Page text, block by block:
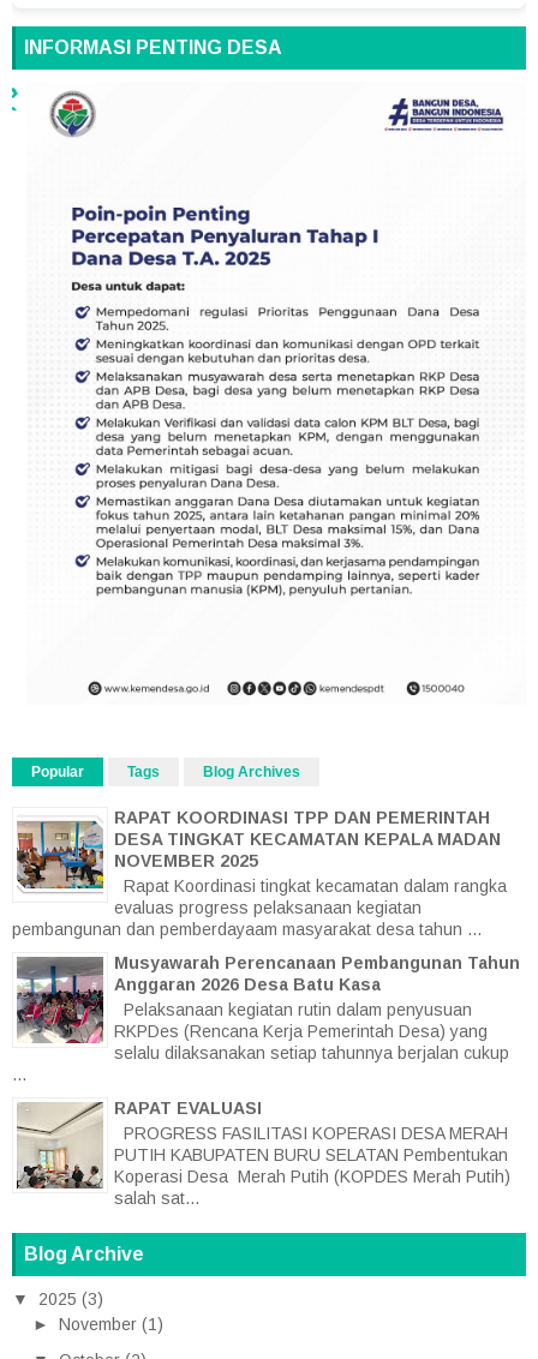
INFORMASI PENTING DESA
Popular Tags Blog Archives
RAPAT KOORDINASI TPP DAN PEMERINTAH
DESA TINGKAT KECAMATAN KEPALA MADAN
NOVEMBER 2025
Rapat Koordinasi tingkat kecamatan dalam rangka
evaluas progress pelaksanaan kegiatan
pembangunan dan pemberdayaam masyarakat desa tahun ...
Musyawarah Perencanaan Pembangunan Tahun
Anggaran 2026 Desa Batu Kasa
Pelaksanaan kegiatan rutin dalam penyusuan
RKPDes (Rencana Kerja Pemerintah Desa) yang
selalu dilaksanakan setiap tahunnya berjalan cukup
...
RAPAT EVALUASI
PROGRESS FASILITASI KOPERASI DESA MERAH
PUTIH KABUPATEN BURU SELATAN Pembentukan
Koperasi Desa Merah Putih (KOPDES Merah Putih)
salah sat...
Blog Archive
▼ 2025 (3)
► November (1)